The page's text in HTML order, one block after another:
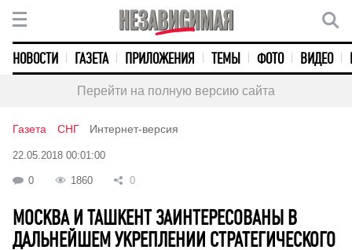
НОВОСТИ ГАЗЕТА ПРИЛОЖЕНИЯ ТЕМЫ ФОТО ВИДЕО
Перейти на полную версию сайта
Газета СНГ Интернет-версия
22.05.2018 00:01:00
0 1860 0
МОСКВА И ТАШКЕНТ ЗАИНТЕРЕСОВАНЫ В
ДАЛЬНЕЙШЕМ УКРЕПЛЕНИИ СТРАТЕГИЧЕСКОГО